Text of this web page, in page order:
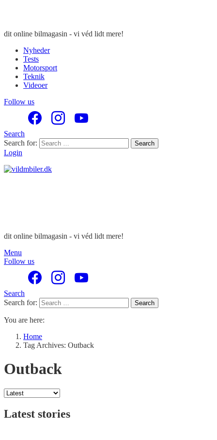
dit online bilmagasin - vi véd lidt mere!
Nyheder
Tests
Motorsport
Teknik
Videoer
Follow us
Search
Search for:
Search
Login
dit online bilmagasin - vi véd lidt mere!
Menu
Follow us
Search
Search for:
Search
You are here:
Home
Tag Archives: Outback
Outback
Latest stories